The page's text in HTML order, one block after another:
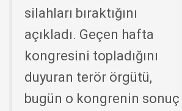
silahları bıraktığını
açıkladı. Geçen hafta
kongresini topladığını
duyuran terör örgütü,
bugün o kongrenin sonuç